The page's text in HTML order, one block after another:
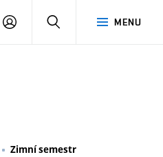
MENU
PŘIHLÁŠENÍ
Zimní semestr